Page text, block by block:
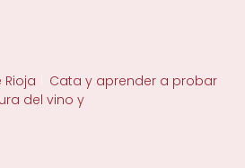
Cata y aprender a probar
del vino y